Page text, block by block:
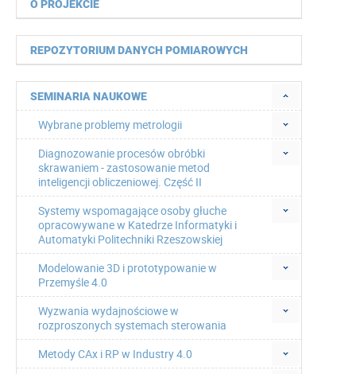
O PROJEKCIE
REPOZYTORIUM DANYCH POMIAROWYCH
SEMINARIA NAUKOWE
Wybrane problemy metrologii
Diagnozowanie procesów obróbki
skrawaniem - zastosowanie metod
inteligencji obliczeniowej. Część II
Systemy wspomagające osoby głuche
opracowywane w Katedrze Informatyki i
Automatyki Politechniki Rzeszowskiej
Modelowanie 3D i prototypowanie w
Przemyśle 4.0
Wyzwania wydajnościowe w
rozproszonych systemach sterowania
Metody CAx i RP w Industry 4.0